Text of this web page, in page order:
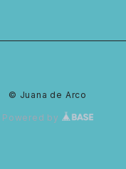
© Juana de Arco
Powered by